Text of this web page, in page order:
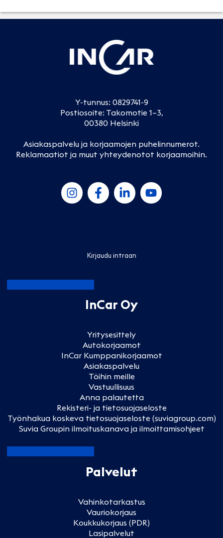
Y-tunnus: 0829741-9
Postiosoite: Takomotie 1–3,
00380 Helsinki
Asiakaspalvelu ja korjaamojen puhelinnumerot.
Reklamaatiot ja muut yhteydenotot korjaamoihin.
Kirjaudu intraan
InCar Oy
Yritysesittely
Autokorjaamot
InCar Kumppanikorjaamot
Asiakaspalvelu
Töihin meille
Vastuullisuus
Anna palautetta
Rekisteri- ja tietosuojaseloste
Työnhakua koskeva tietosuojaseloste (suviagroup.com)
Suvia Groupin ilmoituskanava ja ilmoittamisohjeet
Palvelut
Vahinkotarkastus
Vauriokorjaus
Koukkukorjaus (PDR)
Lasipalvelut